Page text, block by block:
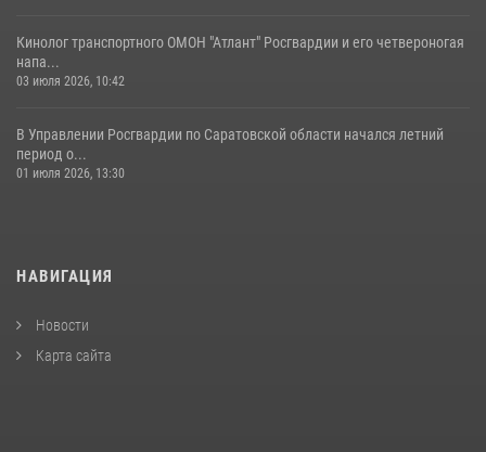
Кинолог транспортного ОМОН "Атлант" Росгвардии и его четвероногая
напа...
03 июля 2026, 10:42
В Управлении Росгвардии по Саратовской области начался летний
период о...
01 июля 2026, 13:30
НАВИГАЦИЯ
Новости
Карта сайта